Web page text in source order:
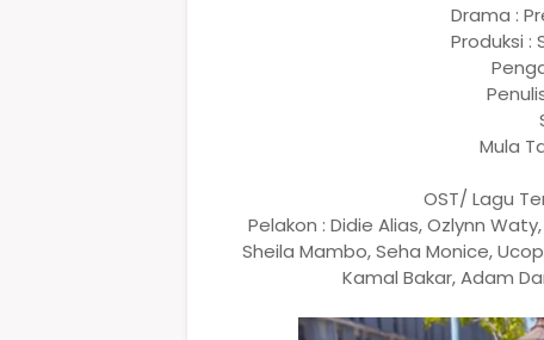
Drama :
Produksi :
Mula
OST/ Lagu
Pelakon : Didie Alias, Ozlynn
Sheila Mambo, Seha Monice,
Kamal Bakar, Adam